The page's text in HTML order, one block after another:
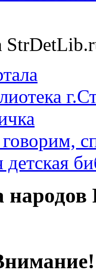
народов